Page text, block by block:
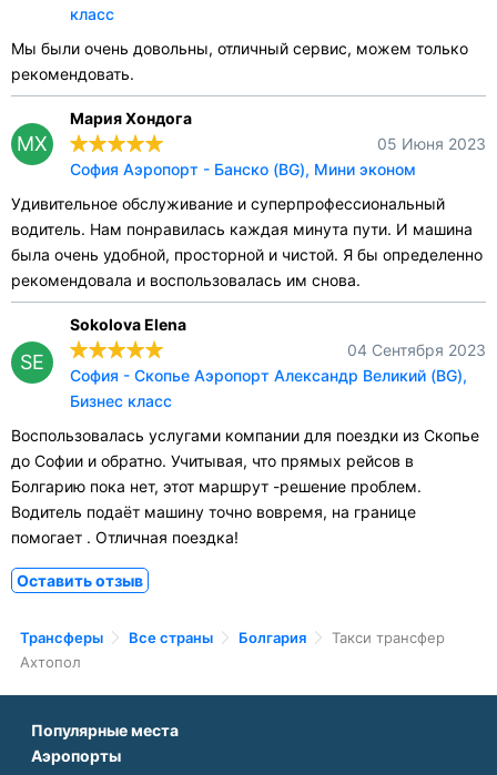
класс
Мы были очень довольны, отличный сервис, можем только
рекомендовать.
МХ
Мария Хондога
05 Июня 2023
София Аэропорт - Банско (BG), Мини эконом
Удивительное обслуживание и суперпрофессиональный
водитель. Нам понравилась каждая минута пути. И машина
была очень удобной, просторной и чистой. Я бы определенно
рекомендовала и воспользовалась им снова.
SE
Sokolova Elena
04 Сентября 2023
София - Скопье Аэропорт Александр Великий (BG),
Бизнес класс
Воспользовалась услугами компании для поездки из Скопье
до Софии и обратно. Учитывая, что прямых рейсов в
Болгарию пока нет, этот маршрут -решение проблем.
Водитель подаёт машину точно вовремя, на границе
помогает . Отличная поездка!
Оставить отзыв
Трансферы Все страны Болгария
Такси трансфер
Ахтопол
Популярные места
Аэропорт Подгорицы
Аэропорты